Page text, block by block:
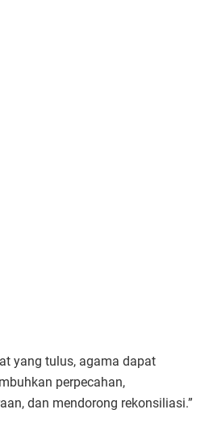
yang tulus, agama dapat
perpecahan,
dan mendorong rekonsiliasi.”